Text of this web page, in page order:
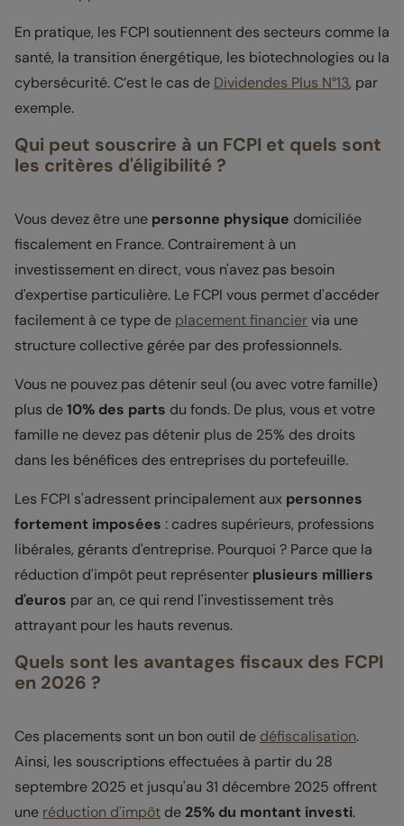
En pratique, les FCPI soutiennent des secteurs comme la
santé, la transition énergétique, les biotechnologies ou la
cybersécurité. C’est le cas de Dividendes Plus N°13, par
exemple.
Qui peut souscrire à un FCPI et quels sont
les critères d'éligibilité ?
Vous devez être une personne physique domiciliée
fiscalement en France. Contrairement à un
investissement en direct, vous n'avez pas besoin
d'expertise particulière. Le FCPI vous permet d'accéder
facilement à ce type de placement financiervia une
structure collective gérée par des professionnels.
Vous ne pouvez pas détenir seul (ou avec votre famille)
plus de10% des parts du fonds. De plus, vous et votre
famille ne devez pas détenir plus de 25% des droits
dans les bénéfices des entreprises du portefeuille.
Les FCPI s'adressent principalement aux personnes
fortement imposées : cadres supérieurs, professions
libérales, gérants d'entreprise. Pourquoi ? Parce que la
réduction d'impôt peut représenter plusieurs milliers
d'euros par an, ce qui rend l'investissement très
attrayant pour les hauts revenus.
Quels sont les avantages fiscaux des FCPI
en 2026 ?
Ces placements sont un bon outil de défiscalisation.
Ainsi, les souscriptions effectuées à partir du 28
septembre 2025 et jusqu'au 31 décembre 2025 offrent
une réduction d'impôt de 25% du montant investi.